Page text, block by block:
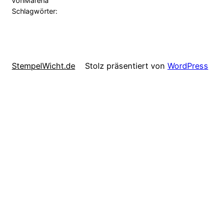
Schlagwörter:
StempelWicht.de Stolz präsentiert von WordPress